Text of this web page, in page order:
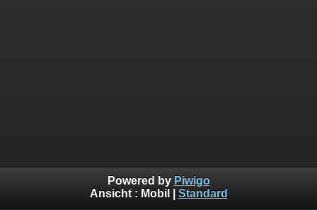
Powered by Piwigo
Ansicht : Mobil Standard